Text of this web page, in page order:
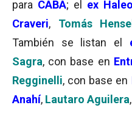
para CABA; el ex
Craveri, Tomás Hensel
También se listan el
Sagra, con base en
Regginelli, con base en
Anahí, Lautaro Aguilera